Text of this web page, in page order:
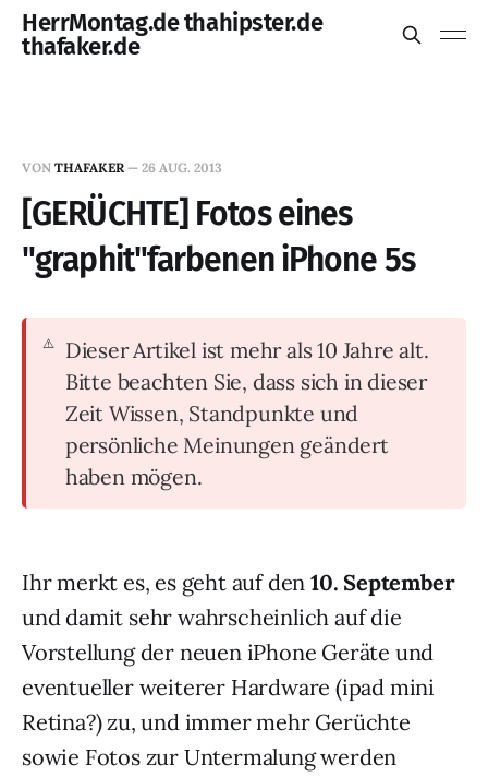
HerrMontag.de thahipster.de
thafaker.de
VON THAFAKER — 26 AUG. 2013
[GERÜCHTE] Fotos eines
"graphit"farbenen iPhone 5s
Dieser Artikel ist mehr als 10 Jahre alt.
Bitte beachten Sie, dass sich in dieser
Zeit Wissen, Standpunkte und
persönliche Meinungen geändert
haben mögen.
Ihr merkt es, es geht auf den 10. September
und damit sehr wahrscheinlich auf die
Vorstellung der neuen iPhone Geräte und
eventueller weiterer Hardware (ipad mini
Retina?) zu, und immer mehr Gerüchte
sowie Fotos zur Untermalung werden